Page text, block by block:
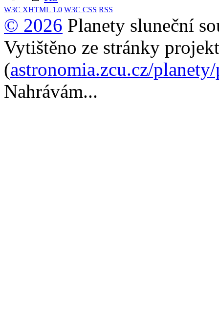
W3C XHTML 1.0 W3C CSS RSS
© 2026 Planety sluneční
Vytištěno ze stránky
(astronomia.zcu.cz/
Nahrávám...